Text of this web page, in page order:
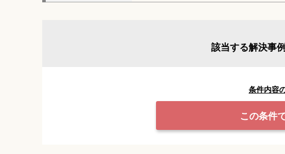
該当する解決事
条件内容
この条件